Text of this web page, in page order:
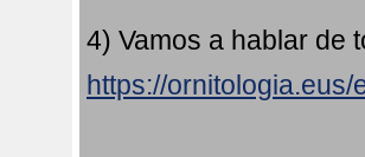
4) Vamos a hablar de
https://